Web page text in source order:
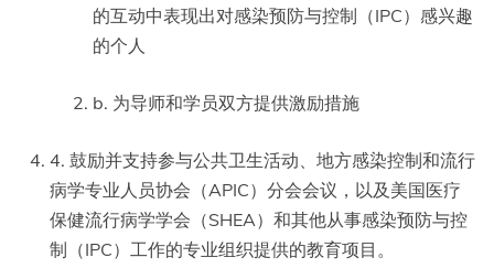
的互动中表现出对感染预防与控制（IPC）感兴趣
的个人
b. 为导师和学员双方提供激励措施
4. 鼓励并支持参与公共卫生活动、地方感染控制和流行
病学专业人员协会（APIC）分会会议，以及美国医疗
保健流行病学学会（SHEA）和其他从事感染预防与控
制（IPC）工作的专业组织提供的教育项目。